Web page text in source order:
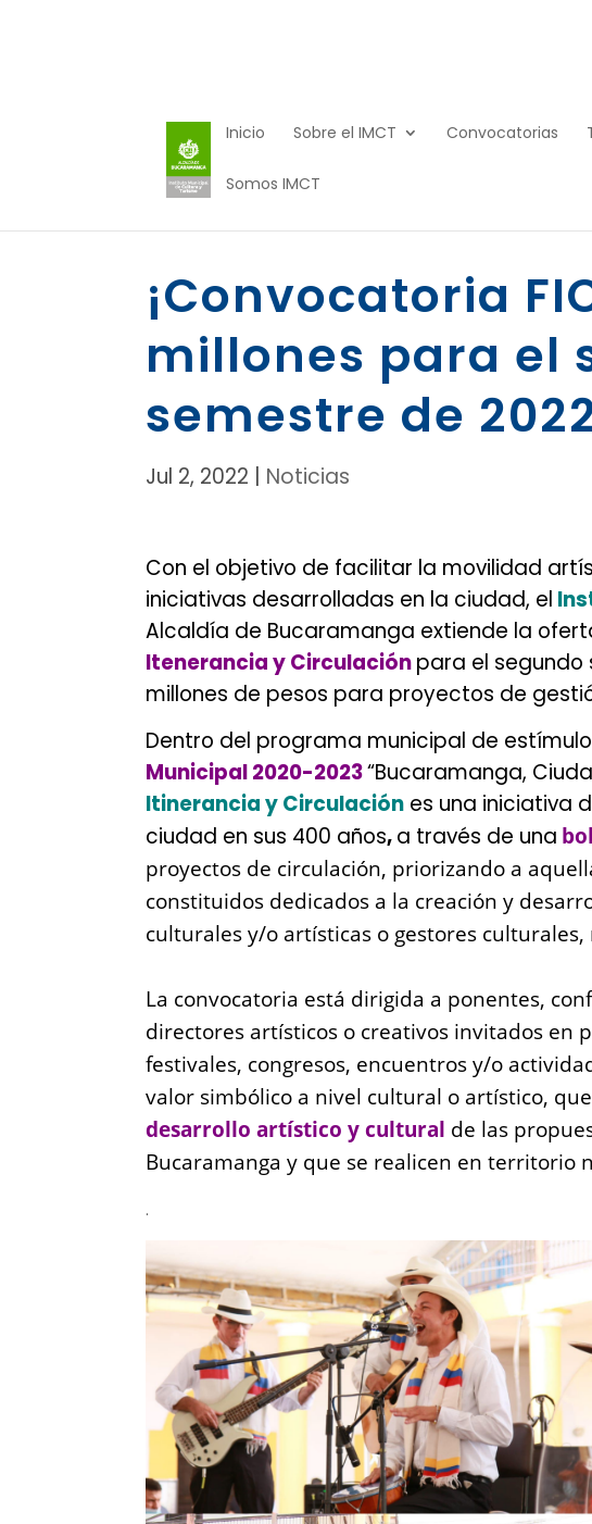
Inicio Sobre el IMCT Convocatorias
Somos IMCT
¡Convocatoria
millones para el
semestre de
Jul 2, 2022 Noticias
Con el objetivo de facilitar la movilidad
iniciativas desarrolladas en la ciudad, el
Alcaldía de Bucaramanga extiende la
Itenerancia y Circulaciónpara el segundo
millones de pesos para proyectos de
Dentro del programa municipal de
Municipal 2020-2023“Bucaramanga,
Itinerancia y Circulación es una iniciativa
ciudad en sus 400 años,a través de una
proyectos de circulación, priorizando a
constituidos dedicados a la creación y
culturales y/o artísticas o gestores
La convocatoria está dirigida a ponentes,
directores artísticos o creativos invitados en
festivales, congresos, encuentros y/o
valor simbólico a nivel cultural o artístico,
desarrollo artístico y cultural de las
Bucaramanga y que se realicen en territorio
.